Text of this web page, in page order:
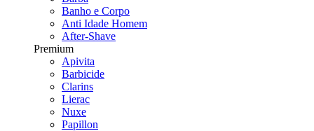
Banho e Corpo
Anti Idade Homem
After-Shave
Premium
Apivita
Barbicide
Clarins
Lierac
Nuxe
Papillon